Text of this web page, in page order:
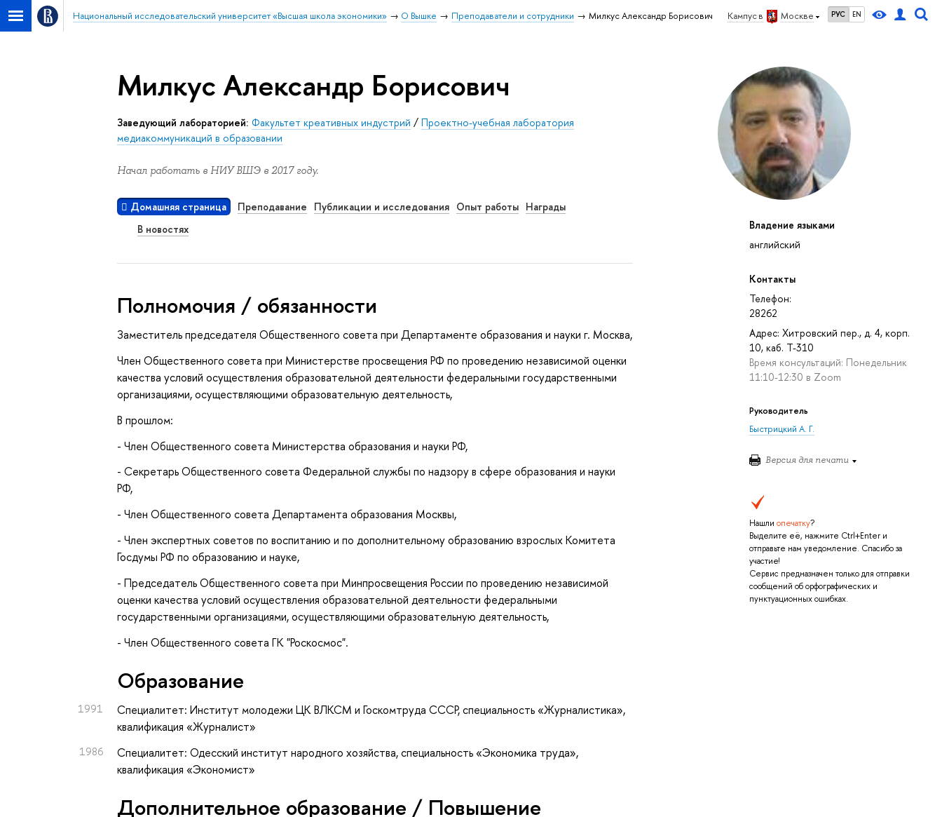
Кампус в Москве РУС EN
Национальный исследовательский университет «Высшая школа экономики» О Вышке Преподаватели и сотрудники Милкус Александр Борисович
Владение языками
английский
Контакты
Телефон:
28262
Адрес: Хитровский пер., д. 4, корп.
10, каб. Т-310
Время консультаций: Понедельник
11:10-12:30 в Zoom
Руководитель
Быстрицкий А. Г.
Версия для печати
Нашли опечатку?
Выделите её, нажмите Ctrl+Enter и
отправьте нам уведомление. Спасибо за
участие!
Сервис предназначен только для отправки
сообщений об орфографических и
пунктуационных ошибках.
Милкус Александр Борисович
Заведующий лабораторией: Факультет креативных индустрий /Проектно-учебная лаборатория
медиакоммуникаций в образовании
Начал работать в НИУ ВШЭ в 2017 году.
Домашняя страница Преподавание Публикации и исследования Опыт работы Награды
В новостях
Полномочия / обязанности
Заместитель председателя Общественного совета при Департаменте образования и науки г. Москва,
Член Общественного совета при Министерстве просвещения РФ по проведению независимой оценки
качества условий осуществления образовательной деятельности федеральными государственными
организациями, осуществляющими образовательную деятельность,
В прошлом:
- Член Общественного совета Министерства образования и науки РФ,
- Секретарь Общественного совета Федеральной службы по надзору в сфере образования и науки
РФ,
- Член Общественного совета Департамента образования Москвы,
- Член экспертных советов по воспитанию и по дополнительному образованию взрослых Комитета
Госдумы РФ по образованию и науке,
- Председатель Общественного совета при Минпросвещения России по проведению независимой
оценки качества условий осуществления образовательной деятельности федеральными
государственными организациями, осуществляющими образовательную деятельность,
- Член Общественного совета ГК "Роскосмос".
Oбразование
1991
Специалитет: Институт молодежи ЦК ВЛКСМ и Госкомтруда СССР, специальность «Журналистика»,
квалификация «Журналист»
1986
Специалитет: Одесский институт народного хозяйства, специальность «Экономика труда»,
квалификация «Экономист»
Дополнительное образование / Повышение